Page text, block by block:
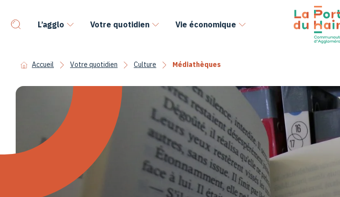
L’agglo Votre quotidien Vie économique
Accueil Votre quotidien Culture Médiathèques